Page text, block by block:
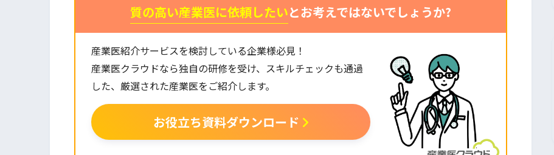
質の高い産業医に依頼したいとお考えではないでしょうか?
産業医紹介サービスを検討している企業様必見！
産業医クラウドなら独自の研修を受け、スキルチェックも通過
した、厳選された産業医をご紹介します。
お役立ち資料ダウンロード